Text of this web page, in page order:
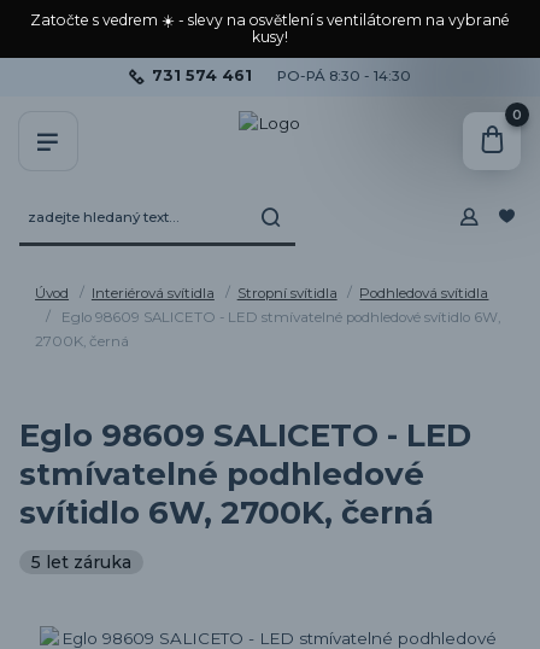
Zatočte s vedrem ☀️ - slevy na osvětlení s ventilátorem na vybrané
kusy!
731 574 461 PO-PÁ 8:30 - 14:30
0
Úvod Interiérová svítidla Stropní svítidla
Podhledová svítidla
Eglo 98609 SALICETO - LED stmívatelné podhledové svítidlo 6W,
2700K, černá
Eglo 98609 SALICETO - LED
stmívatelné podhledové
svítidlo 6W, 2700K, černá
5 let záruka